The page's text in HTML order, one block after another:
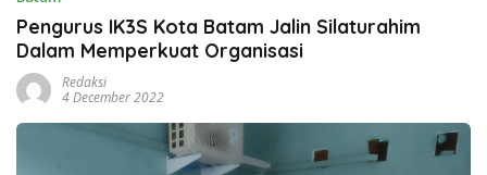
Pengurus IK3S Kota Batam Jalin Silaturahim
Dalam Memperkuat Organisasi
Redaksi
4 December 2022